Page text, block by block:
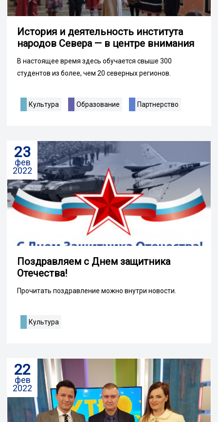
История и деятельность института
народов Севера — в центре внимания
В настоящее время здесь обучается свыше 300
студентов из более, чем 20 северных регионов.
Культура Образование Партнерство
23
фев
2022
Поздравляем с Днем защитника
Отечества!
Прочитать поздравление можно внутри новости.
Культура
22
фев
2022